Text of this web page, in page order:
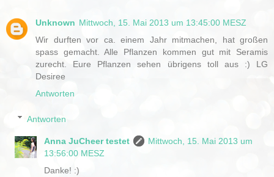
Unknown Mittwoch, 15. Mai 2013 um 13:45:00 MESZ
Wir durften vor ca. einem Jahr mitmachen, hat großen
spass gemacht. Alle Pflanzen kommen gut mit Seramis
zurecht. Eure Pflanzen sehen übrigens toll aus :) LG
Desiree
Antworten
Antworten
Anna JuCheer testet
Mittwoch, 15. Mai 2013 um
13:56:00 MESZ
Danke! :)